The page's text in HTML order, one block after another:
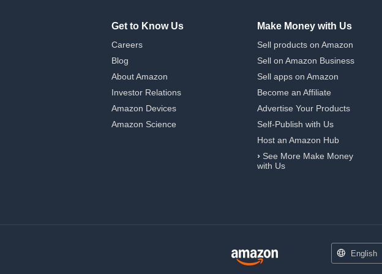
Get to Know Us
Careers
Blog
About Amazon
Investor Relations
Amazon Devices
Amazon Science
Make Money with Us
Sell products on Amazon
Sell on Amazon Business
Sell apps on Amazon
Become an Affiliate
Advertise Your Products
Self-Publish with Us
Host an Amazon Hub
› See More Make Money
with Us
English